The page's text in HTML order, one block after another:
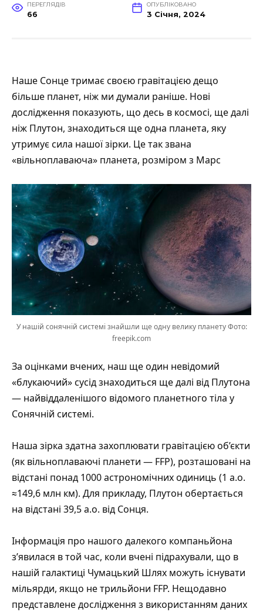
ПЕРЕГЛЯДІВ
66
ОПУБЛІКОВАНО
3 Січня, 2024
Наше Сонце тримає своєю гравітацією дещо
більше планет, ніж ми думали раніше. Нові
дослідження показують, що десь в космосі, ще далі
ніж Плутон, знаходиться ще одна планета, яку
утримує сила нашої зірки. Це так звана
«вільноплаваюча» планета, розміром з Марс
У нашій сонячній системі знайшли ще одну велику планету Фото:
freepik.com
За оцінками вчених, наш ще один невідомий
«блукаючий» сусід знаходиться ще далі від Плутона
— найвіддаленішого відомого планетного тіла у
Сонячній системі.
Наша зірка здатна захоплювати гравітацією об’єкти
(як вільноплаваючі планети — FFP), розташовані на
відстані понад 1000 астрономічних одиниць (1 а.о.
≈149,6 млн км). Для прикладу, Плутон обертається
на відстані 39,5 а.о. від Сонця.
Інформація про нашого далекого компаньйона
з’явилася в той час, коли вчені підрахували, що в
нашій галактиці Чумацький Шлях можуть існувати
мільярди, якщо не трильйони FFP. Нещодавно
представлене дослідження з використанням даних